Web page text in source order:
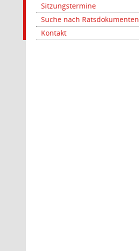
Sitzungstermine
Suche nach Ratsdokumenten
Kontakt